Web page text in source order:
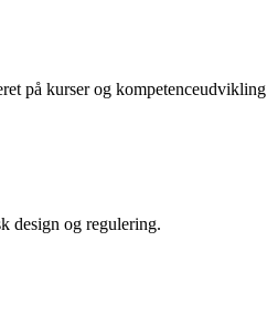
på kurser og kompetenceudvikling
design og regulering.